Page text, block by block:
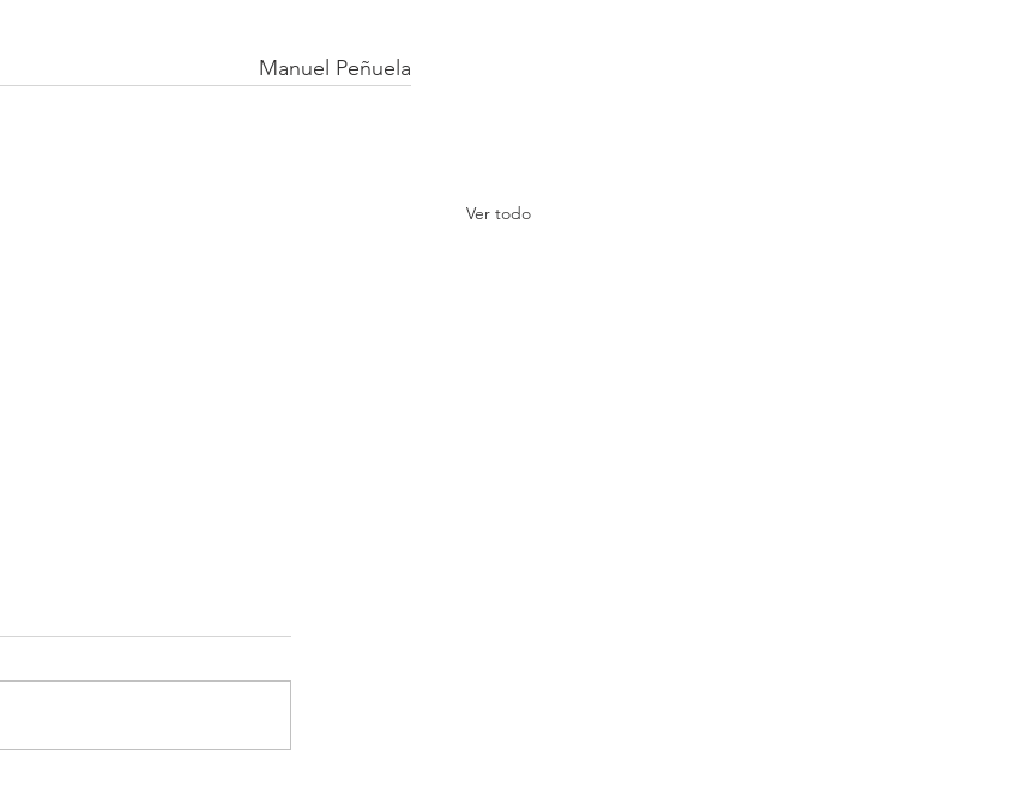
Manuel Peñuela
Ver todo